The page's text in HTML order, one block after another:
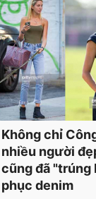
Không chỉ
nhiều người
cũng đã "trúng
phục denim